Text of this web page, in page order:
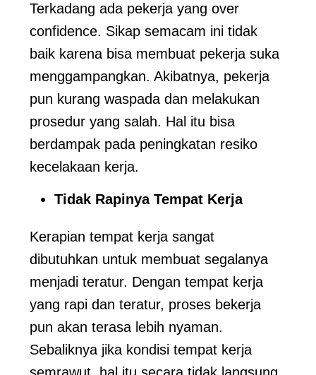
Terkadang ada pekerja yang over
confidence. Sikap semacam ini tidak
baik karena bisa membuat pekerja suka
menggampangkan. Akibatnya, pekerja
pun kurang waspada dan melakukan
prosedur yang salah. Hal itu bisa
berdampak pada peningkatan resiko
kecelakaan kerja.
Tidak Rapinya Tempat Kerja
Kerapian tempat kerja sangat
dibutuhkan untuk membuat segalanya
menjadi teratur. Dengan tempat kerja
yang rapi dan teratur, proses bekerja
pun akan terasa lebih nyaman.
Sebaliknya jika kondisi tempat kerja